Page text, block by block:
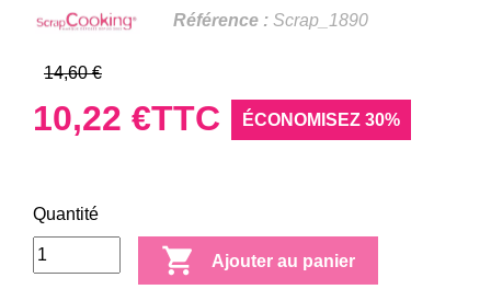
Référence : Scrap_1890
14,60 €
10,22 €TTC ÉCONOMISEZ 30%
Quantité
 Ajouter au panier